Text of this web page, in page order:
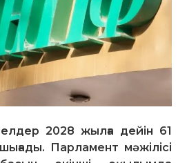
2028 жылға дейін 61
Парламент мәжілісі